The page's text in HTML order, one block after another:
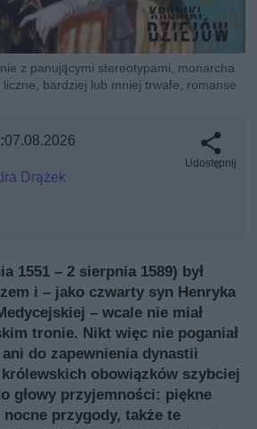
z panującymi stereotypami, monarcha
liczne, bardziej lub mniej trwałe, romanse
07.08.2026
Drążek
Udostępnij
1551 – 2 sierpnia 1589) był
i – jako czwarty syn Henryka
– wcale nie miał
tronie. Nikt więc nie poganiał
ani do zapewnienia dynastii
obowiązków szybciej
głowy przyjemności: piękne
przygody, także te